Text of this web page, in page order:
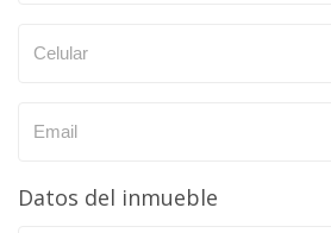
Datos del inmueble